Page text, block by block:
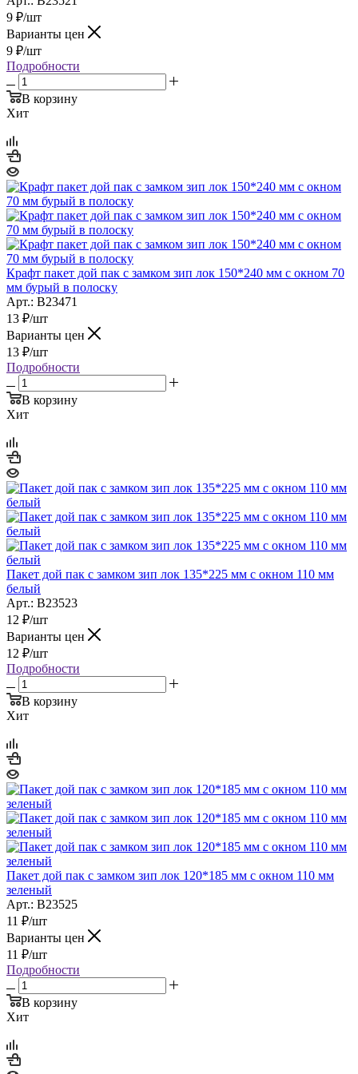
9 ₽/шт
Варианты цен
9 ₽/шт
Подробности
В корзину
Хит
Крафт пакет дой пак с замком зип лок 150*240 мм с окном 70
мм бурый в полоску
Арт.: B23471
13 ₽/шт
Варианты цен
13 ₽/шт
Подробности
В корзину
Хит
Пакет дой пак с замком зип лок 135*225 мм с окном 110 мм
белый
Арт.: B23523
12 ₽/шт
Варианты цен
12 ₽/шт
Подробности
В корзину
Хит
Пакет дой пак с замком зип лок 120*185 мм с окном 110 мм
зеленый
Арт.: B23525
11 ₽/шт
Варианты цен
11 ₽/шт
Подробности
В корзину
Хит